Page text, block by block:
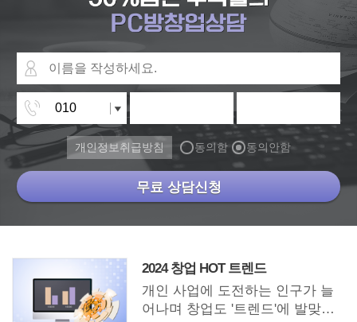
개인정보취급방침 동의함 동의안함
무료 상담신청
2024 창업 HOT 트렌드
개인 사업에 도전하는 인구가 늘
어나며 창업도 '트렌드'에 발맞춰